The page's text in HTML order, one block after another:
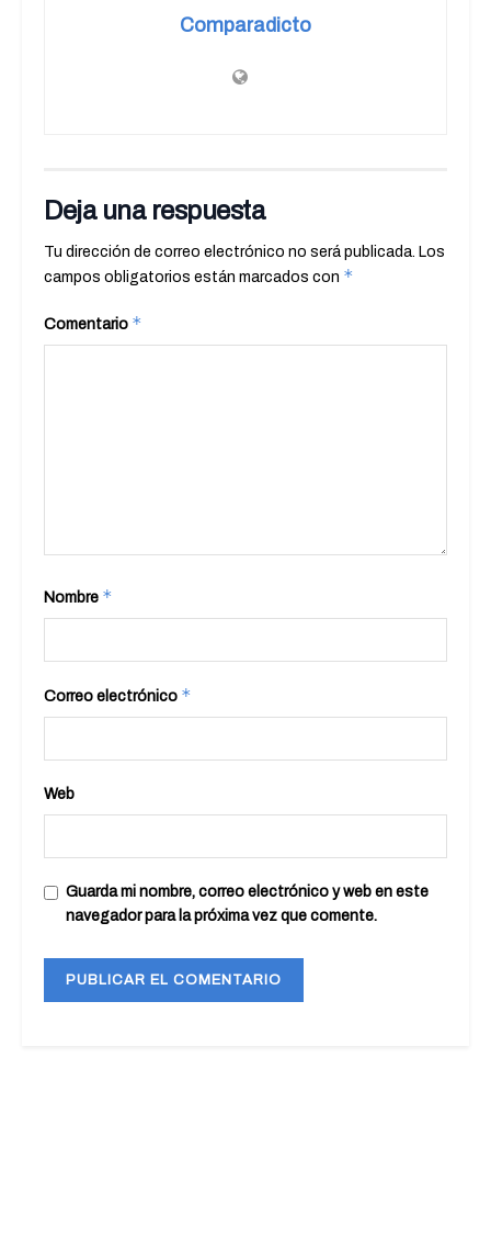
Comparadicto
Deja una respuesta
Tu dirección de correo electrónico no será publicada. Los
campos obligatorios están marcados con *
Comentario *
Nombre *
Correo electrónico *
Web
Guarda mi nombre, correo electrónico y web en este
navegador para la próxima vez que comente.